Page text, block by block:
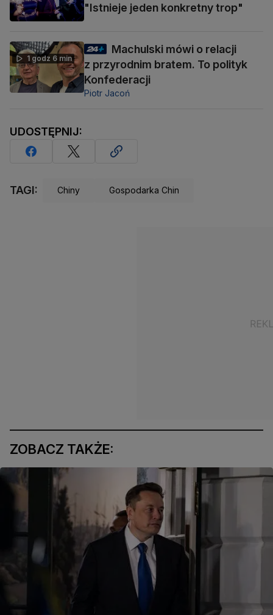
"Istnieje jeden konkretny trop"
1 godz 6 min
Machulski mówi o relacji
z przyrodnim bratem. To polityk
Konfederacji
Piotr Jacoń
UDOSTĘPNIJ:
TAGI: Chiny Gospodarka Chin
ZOBACZ TAKŻE: